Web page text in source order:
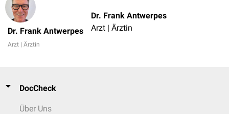
Dr. Frank Antwerpes
Arzt | Ärztin
Dr. Frank Antwerpes
Arzt | Ärztin
DocCheck
Über Uns